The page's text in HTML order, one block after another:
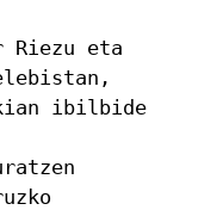
Riezu eta
ibilbide